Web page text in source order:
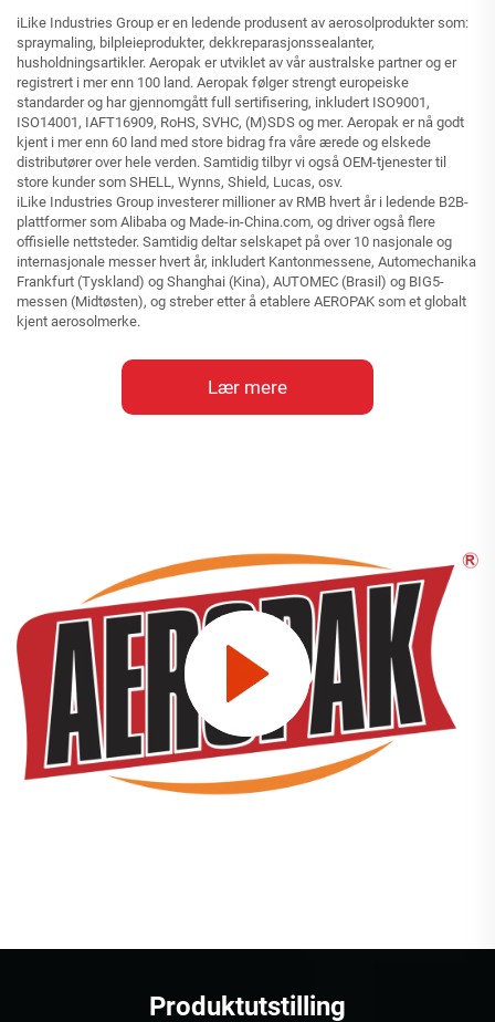
iLike Industries Group er en ledende produsent av aerosolprodukter som:
spraymaling, bilpleieprodukter, dekkreparasjonssealanter,
husholdningsartikler. Aeropak er utviklet av vår australske partner og er
registrert i mer enn 100 land. Aeropak følger strengt europeiske
standarder og har gjennomgått full sertifisering, inkludert ISO9001,
ISO14001, IAFT16909, RoHS, SVHC, (M)SDS og mer. Aeropak er nå godt
kjent i mer enn 60 land med store bidrag fra våre ærede og elskede
distributører over hele verden. Samtidig tilbyr vi også OEM-tjenester til
store kunder som SHELL, Wynns, Shield, Lucas, osv.
iLike Industries Group investerer millioner av RMB hvert år i ledende B2B-
plattformer som Alibaba og Made-in-China.com, og driver også flere
offisielle nettsteder. Samtidig deltar selskapet på over 10 nasjonale og
internasjonale messer hvert år, inkludert Kantonmessene, Automechanika
Frankfurt (Tyskland) og Shanghai (Kina), AUTOMEC (Brasil) og BIG5-
messen (Midtøsten), og streber etter å etablere AEROPAK som et globalt
kjent aerosolmerke.
Lær mere
Produktutstilling